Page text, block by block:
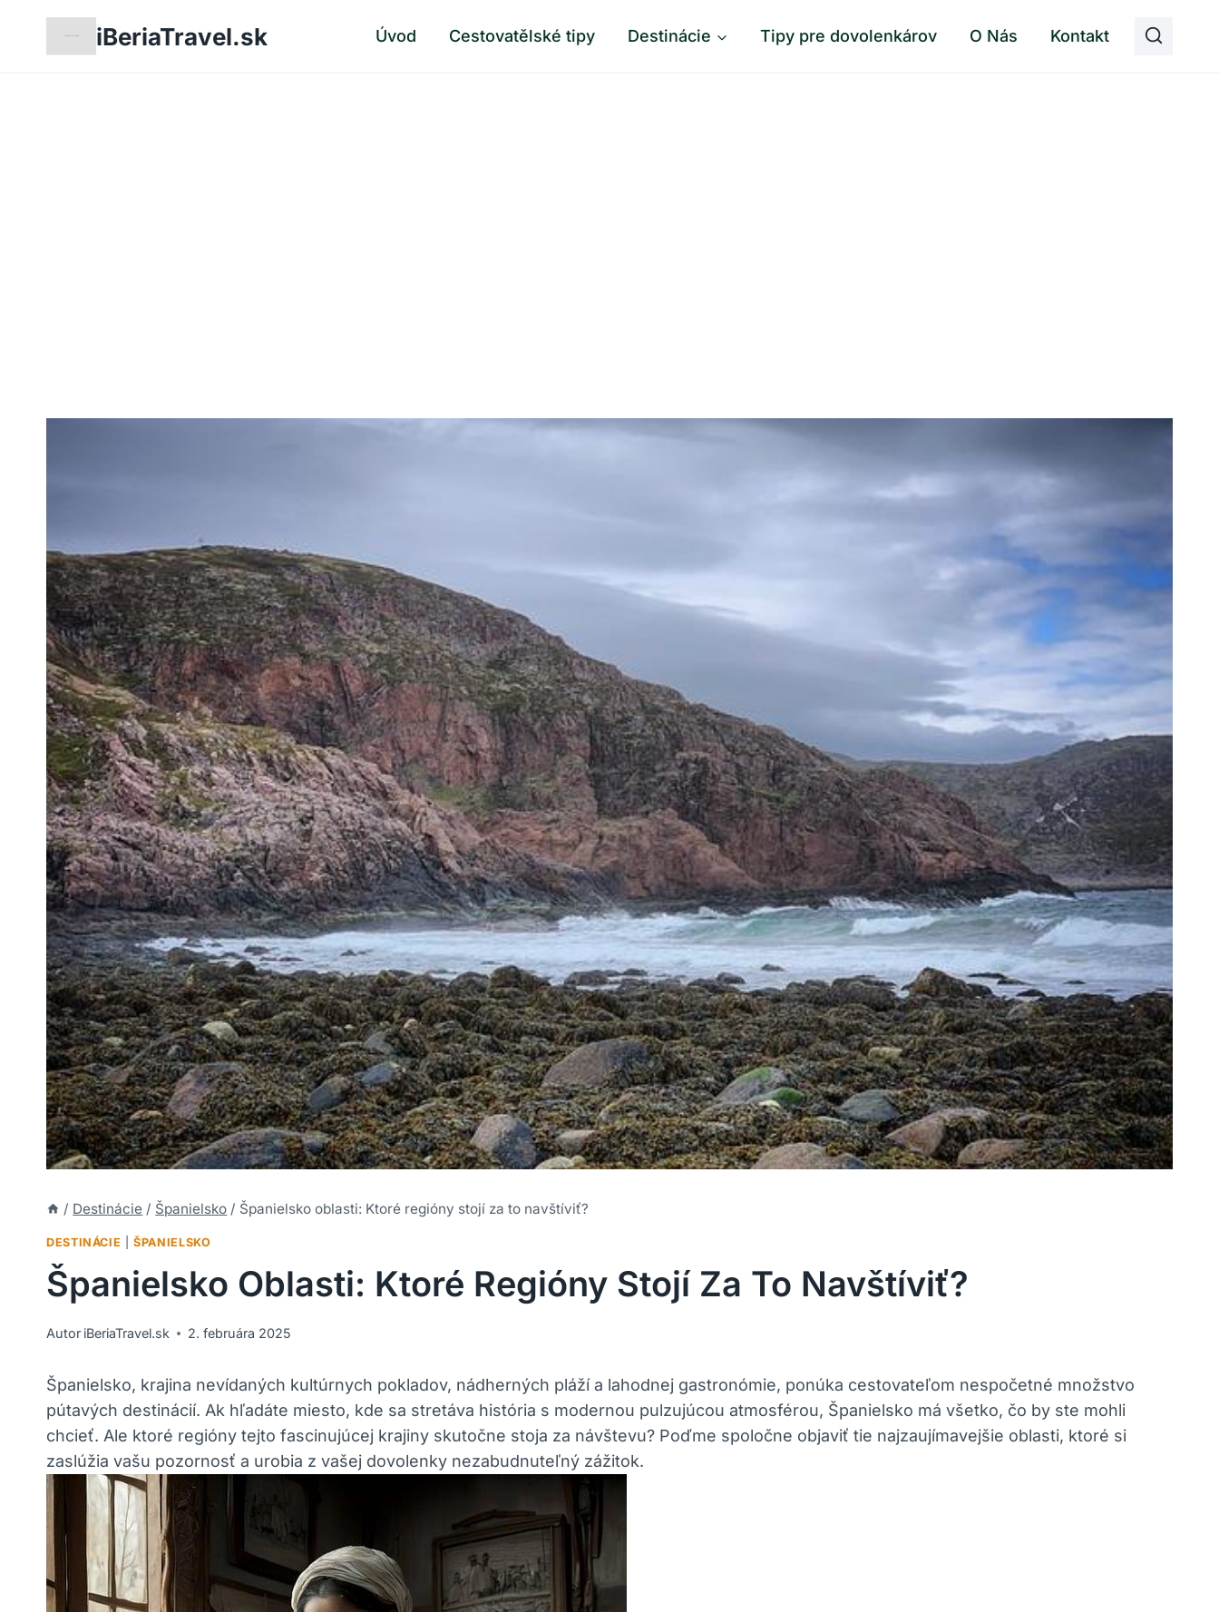
iBeriaTravel.sk Úvod Cestovatělské tipy Destinácie Tipy pre dovolenkárov O Nás Kontakt
/ Destinácie / Španielsko / Španielsko oblasti: Ktoré regióny stojí za to navštíviť?
DESTINÁCIE |ŠPANIELSKO
Španielsko Oblasti: Ktoré Regióny Stojí Za To Navštíviť?
Autor iBeriaTravel.sk 2. februára 2025
Španielsko, krajina nevídaných kultúrnych pokladov, nádherných pláží a lahodnej gastronómie, ponúka cestovateľom nespočetné množstvo
pútavých destinácií. Ak hľadáte miesto, kde sa stretáva história s modernou pulzujúcou atmosférou, Španielsko má všetko, čo by ste mohli
chcieť. Ale ktoré regióny tejto fascinujúcej krajiny skutočne stoja za návštevu? Poďme spoločne objaviť tie najzaujímavejšie oblasti, ktoré si
zaslúžia vašu pozornosť a urobia z vašej dovolenky nezabudnuteľný zážitok.